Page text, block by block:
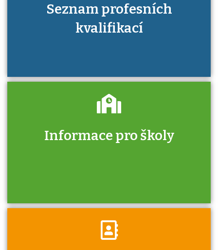
Seznam profesních
kvalifikací
Informace pro školy
Zjistěte, jak se přihlásit ke zkoušce a kde